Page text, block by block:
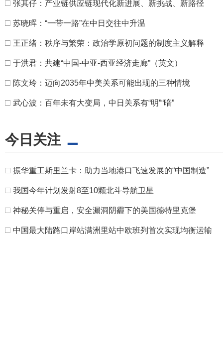
□ 张其仔：产业链供应链现代化新进展、新挑战、新路径
□ 苏晓晖：“一带一路”在中日交往中升温
□ 王正绪：秩序与繁荣：政治学原初问题的制度主义解释
□ 于洪君：共建“中国-中亚-西亚经济走廊”（英文）
□ 陈文玲：迈向2035年中美关系可能出现的三种情境
□ 武心波：百年未有大变局，中日关系有“明”“暗”
今日关注
□ 振华重工斯里兰卡：助力当地港口飞速发展的“中国制造”
□ 我国今年计划发射8至10颗北斗导航卫星
□ 神秘关停与重启，安全漏洞阴霾下的美国德特里克堡
□ 中国最大陆路口岸站满洲里站中欧班列首次实现均衡运输